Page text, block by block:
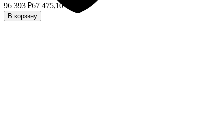
96 393 ₽67 475,10₽
В корзину